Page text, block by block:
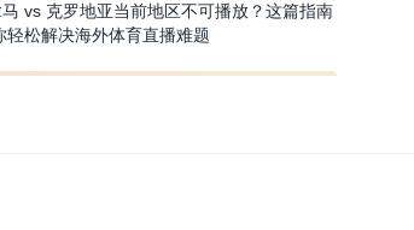
vs 克罗地亚当前地区不可播放？这篇指南
轻松解决海外体育直播难题